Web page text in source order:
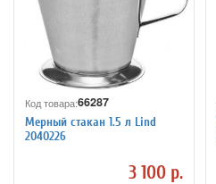
Код товара:66287
Мерный стакан 1.5 л Lind
2040226
3 100 р.